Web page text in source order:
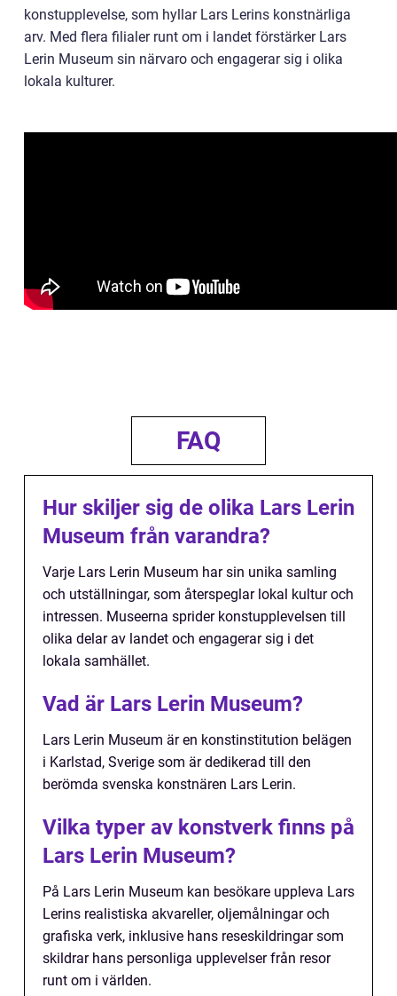
konstupplevelse, som hyllar Lars Lerins konstnärliga
arv. Med flera filialer runt om i landet förstärker Lars
Lerin Museum sin närvaro och engagerar sig i olika
lokala kulturer.
FAQ
Hur skiljer sig de olika Lars Lerin
Museum från varandra?
Varje Lars Lerin Museum har sin unika samling
och utställningar, som återspeglar lokal kultur och
intressen. Museerna sprider konstupplevelsen till
olika delar av landet och engagerar sig i det
lokala samhället.
Vad är Lars Lerin Museum?
Lars Lerin Museum är en konstinstitution belägen
i Karlstad, Sverige som är dedikerad till den
berömda svenska konstnären Lars Lerin.
Vilka typer av konstverk finns på
Lars Lerin Museum?
På Lars Lerin Museum kan besökare uppleva Lars
Lerins realistiska akvareller, oljemålningar och
grafiska verk, inklusive hans reseskildringar som
skildrar hans personliga upplevelser från resor
runt om i världen.